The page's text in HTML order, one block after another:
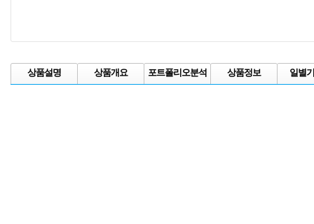
상품설명 상품개요 포트폴리오분석 상품정보 일별